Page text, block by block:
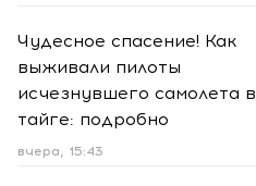
Чудесное спасение! Как
выживали пилоты
исчезнувшего самолета в
тайге: подробно
вчера, 15:43